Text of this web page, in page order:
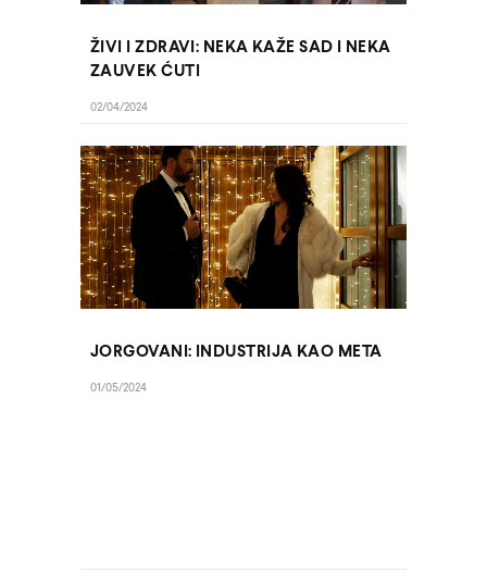
ŽIVI I ZDRAVI: NEKA KAŽE SAD I NEKA
ZAUVEK ĆUTI
02/04/2024
JORGOVANI: INDUSTRIJA KAO META
01/05/2024